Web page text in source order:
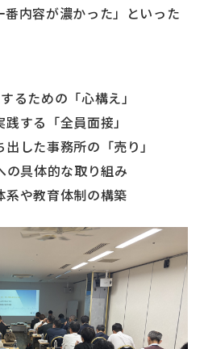
内容が濃かった」といった
るための「心構え」
する「全員面接」
した事務所の「売り」
の具体的な取り組み
系や教育体制の構築